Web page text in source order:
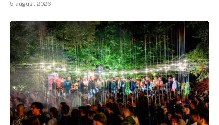
5 august 2026